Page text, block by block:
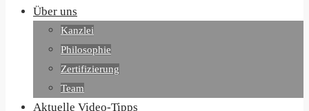
Über uns
Kanzlei
Philosophie
Zertifizierung
Team
Aktuelle Video-Tipps